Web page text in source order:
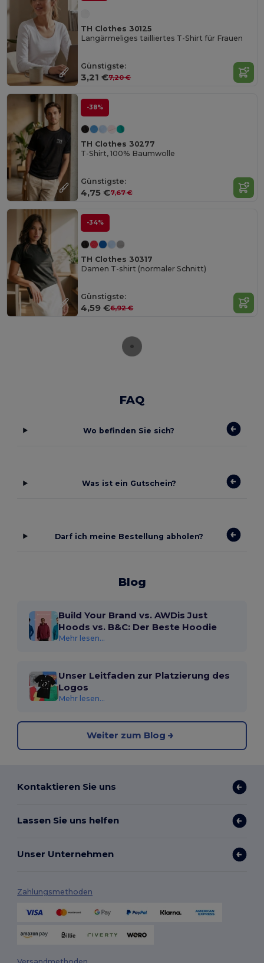
TH Clothes 30125
Langärmeliges tailliertes T-Shirt für Frauen
Günstigste:
3,21 €7,20 €
-38%
TH Clothes 30277
T-Shirt, 100% Baumwolle
Günstigste:
4,75 €7,67 €
-34%
TH Clothes 30317
Damen T-shirt (normaler Schnitt)
Günstigste:
4,59 €6,92 €
FAQ
Wo befinden Sie sich?
Was ist ein Gutschein?
Darf ich meine Bestellung abholen?
Blog
Build Your Brand vs. AWDis Just
Hoods vs. B&C: Der Beste Hoodie
Mehr lesen...
Unser Leitfaden zur Platzierung des
Logos
Mehr lesen...
Weiter zum Blog
Kontaktieren Sie uns
Lassen Sie uns helfen
Unser Unternehmen
Zahlungsmethoden
Versandmethoden